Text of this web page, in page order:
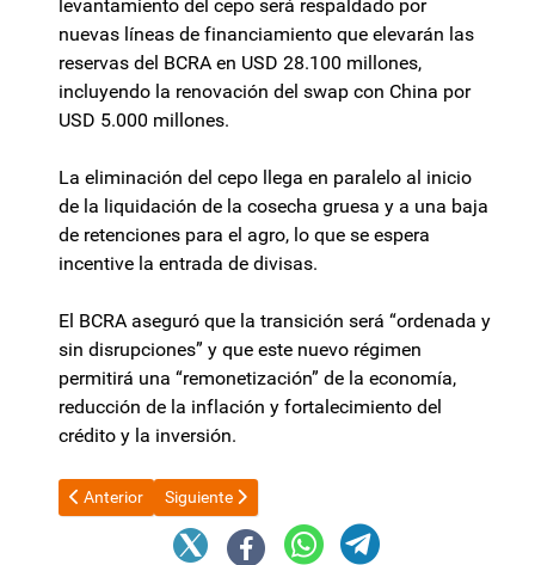
levantamiento del cepo será respaldado por
nuevas líneas de financiamiento que elevarán las
reservas del BCRA en USD 28.100 millones,
incluyendo la renovación del swap con China por
USD 5.000 millones.
La eliminación del cepo llega en paralelo al inicio
de la liquidación de la cosecha gruesa y a una baja
de retenciones para el agro, lo que se espera
incentive la entrada de divisas.
El BCRA aseguró que la transición será “ordenada y
sin disrupciones” y que este nuevo régimen
permitirá una “remonetización” de la economía,
reducción de la inflación y fortalecimiento del
crédito y la inversión.
Artículo anterior: El Gobierno entregó 30 nuevas viviendas
Anterior Artículo siguiente: El Gobierno revocó la
Siguiente